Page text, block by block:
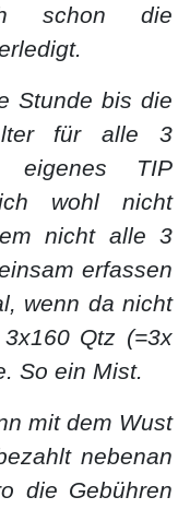
schon die
Stunde bis die
für alle 3
eigenes TIP
wohl nicht
nicht alle 3
erfassen
wenn da nicht
Qtz (=3x
So ein Mist.
mit dem Wust
nebenan
die Gebühren